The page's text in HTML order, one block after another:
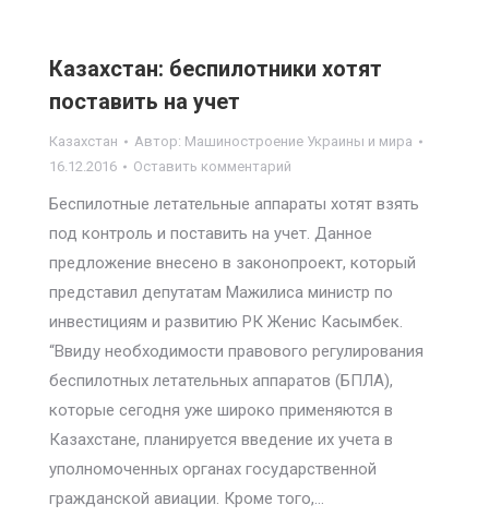
Казахстан: беспилотники хотят
поставить на учет
Казахстан Автор: Машиностроение Украины и мира
16.12.2016
Оставить комментарий
Беспилотные летательные аппараты хотят взять
под контроль и поставить на учет. Данное
предложение внесено в законопроект, который
представил депутатам Мажилиса министр по
инвестициям и развитию РК Женис Касымбек.
“Ввиду необходимости правового регулирования
беспилотных летательных аппаратов (БПЛА),
которые сегодня уже широко применяются в
Казахстане, планируется введение их учета в
уполномоченных органах государственной
гражданской авиации. Кроме того,…